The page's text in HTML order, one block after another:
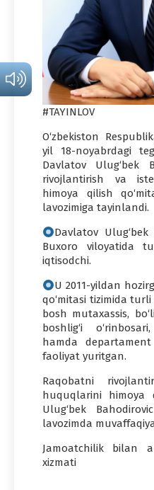
#TAYINLOV
O‘zbekiston
yil 18-noyabrdagi
Davlatov Ulug‘bek
rivojlantirish va
himoya qilish
lavozimiga tayinlandi.
Davlatov
Buxoro viloyatida
iqtisodchi.
U 2011-yildan
qo‘mitasi tizimida
bosh mutaxassis,
boshlig‘i
hamda
faoliyat yuritgan.
Raqobatni
huquqlarini himoya
Ulug‘bek
lavozimda
Jamoatchilik bilan
xizmati